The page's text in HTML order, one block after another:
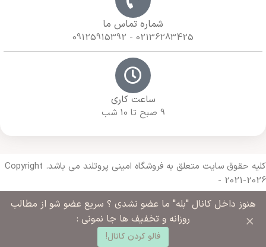
شماره تماس ما
02136283425 - 09125915392
ساعت کاری
9 صبح تا 10 شب
کلیه حقوق سایت متعلق به فروشگاه امینی پروتلند می باشد. Copyright
- 2021-2026
Made with 🔥 By Armazda Web
هنوز داخل کانال "بله" ما عضو نشدی ؟ سریع عضو شو از مطالب
روزانه و تخفیف ها جا نمونی :
فالو کردن کانال!
×